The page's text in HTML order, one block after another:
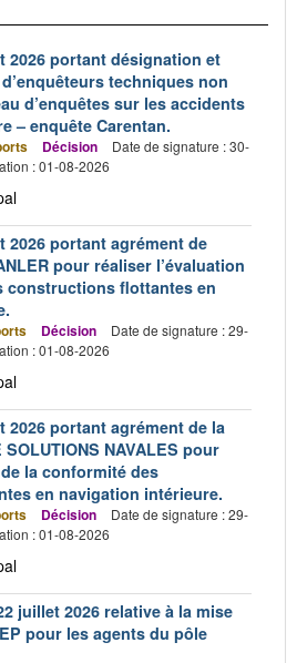
2026 portant désignation et
techniques non
d’enquêtes sur les accidents
– enquête Carentan.
Décision
Date de signature : 30-
: 01-08-2026
2026 portant agrément de
pour réaliser l’évaluation
constructions flottantes en
Décision
Date de signature : 29-
: 01-08-2026
2026 portant agrément de la
NAVALES pour
la conformité des
en navigation intérieure.
Décision
Date de signature : 29-
: 01-08-2026
juillet 2026 relative à la mise
pour les agents du pôle